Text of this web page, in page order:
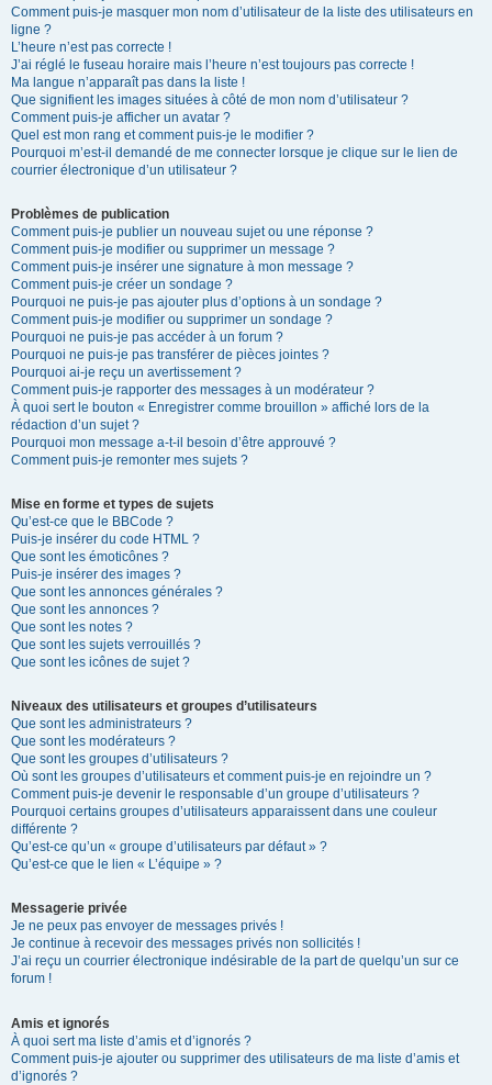
Comment puis-je masquer mon nom d’utilisateur de la liste des utilisateurs en
ligne ?
L’heure n’est pas correcte !
J’ai réglé le fuseau horaire mais l’heure n’est toujours pas correcte !
Ma langue n’apparaît pas dans la liste !
Que signifient les images situées à côté de mon nom d’utilisateur ?
Comment puis-je afficher un avatar ?
Quel est mon rang et comment puis-je le modifier ?
Pourquoi m’est-il demandé de me connecter lorsque je clique sur le lien de
courrier électronique d’un utilisateur ?
Problèmes de publication
Comment puis-je publier un nouveau sujet ou une réponse ?
Comment puis-je modifier ou supprimer un message ?
Comment puis-je insérer une signature à mon message ?
Comment puis-je créer un sondage ?
Pourquoi ne puis-je pas ajouter plus d’options à un sondage ?
Comment puis-je modifier ou supprimer un sondage ?
Pourquoi ne puis-je pas accéder à un forum ?
Pourquoi ne puis-je pas transférer de pièces jointes ?
Pourquoi ai-je reçu un avertissement ?
Comment puis-je rapporter des messages à un modérateur ?
À quoi sert le bouton « Enregistrer comme brouillon » affiché lors de la
rédaction d’un sujet ?
Pourquoi mon message a-t-il besoin d’être approuvé ?
Comment puis-je remonter mes sujets ?
Mise en forme et types de sujets
Qu’est-ce que le BBCode ?
Puis-je insérer du code HTML ?
Que sont les émoticônes ?
Puis-je insérer des images ?
Que sont les annonces générales ?
Que sont les annonces ?
Que sont les notes ?
Que sont les sujets verrouillés ?
Que sont les icônes de sujet ?
Niveaux des utilisateurs et groupes d’utilisateurs
Que sont les administrateurs ?
Que sont les modérateurs ?
Que sont les groupes d’utilisateurs ?
Où sont les groupes d’utilisateurs et comment puis-je en rejoindre un ?
Comment puis-je devenir le responsable d’un groupe d’utilisateurs ?
Pourquoi certains groupes d’utilisateurs apparaissent dans une couleur
différente ?
Qu’est-ce qu’un « groupe d’utilisateurs par défaut » ?
Qu’est-ce que le lien « L’équipe » ?
Messagerie privée
Je ne peux pas envoyer de messages privés !
Je continue à recevoir des messages privés non sollicités !
J’ai reçu un courrier électronique indésirable de la part de quelqu’un sur ce
forum !
Amis et ignorés
À quoi sert ma liste d’amis et d’ignorés ?
Comment puis-je ajouter ou supprimer des utilisateurs de ma liste d’amis et
d’ignorés ?